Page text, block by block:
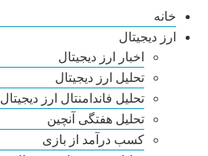
خانه
ارز دیجیتال
اخبار ارز دیجیتال
تحلیل ارز دیجیتال
تحلیل فاندامنتال ارز دیجیتال
تحلیل هفتگی آنچین
کسب درآمد از بازی